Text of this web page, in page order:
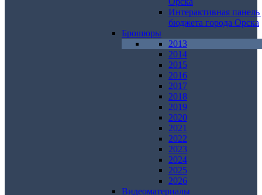
Интерактивная панель
бюджета города Орска
Брошюры
2013
2014
2015
2016
2017
2018
2019
2020
2021
2022
2023
2024
2025
2026
Видеоматериалы